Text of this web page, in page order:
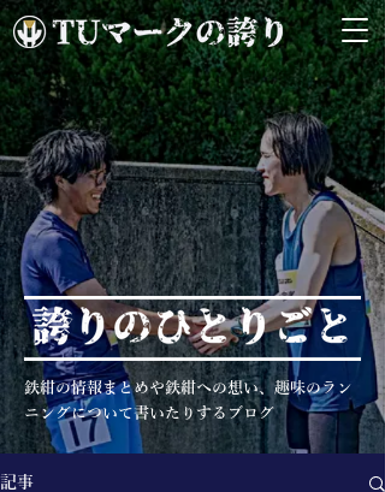
鉄紺の情報まとめや鉄紺への想い、趣味のラン
ニングについて書いたりするブログ
記事